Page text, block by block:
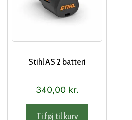
Stihl AS 2 batteri
340,00 kr.
Tilføj til kurv